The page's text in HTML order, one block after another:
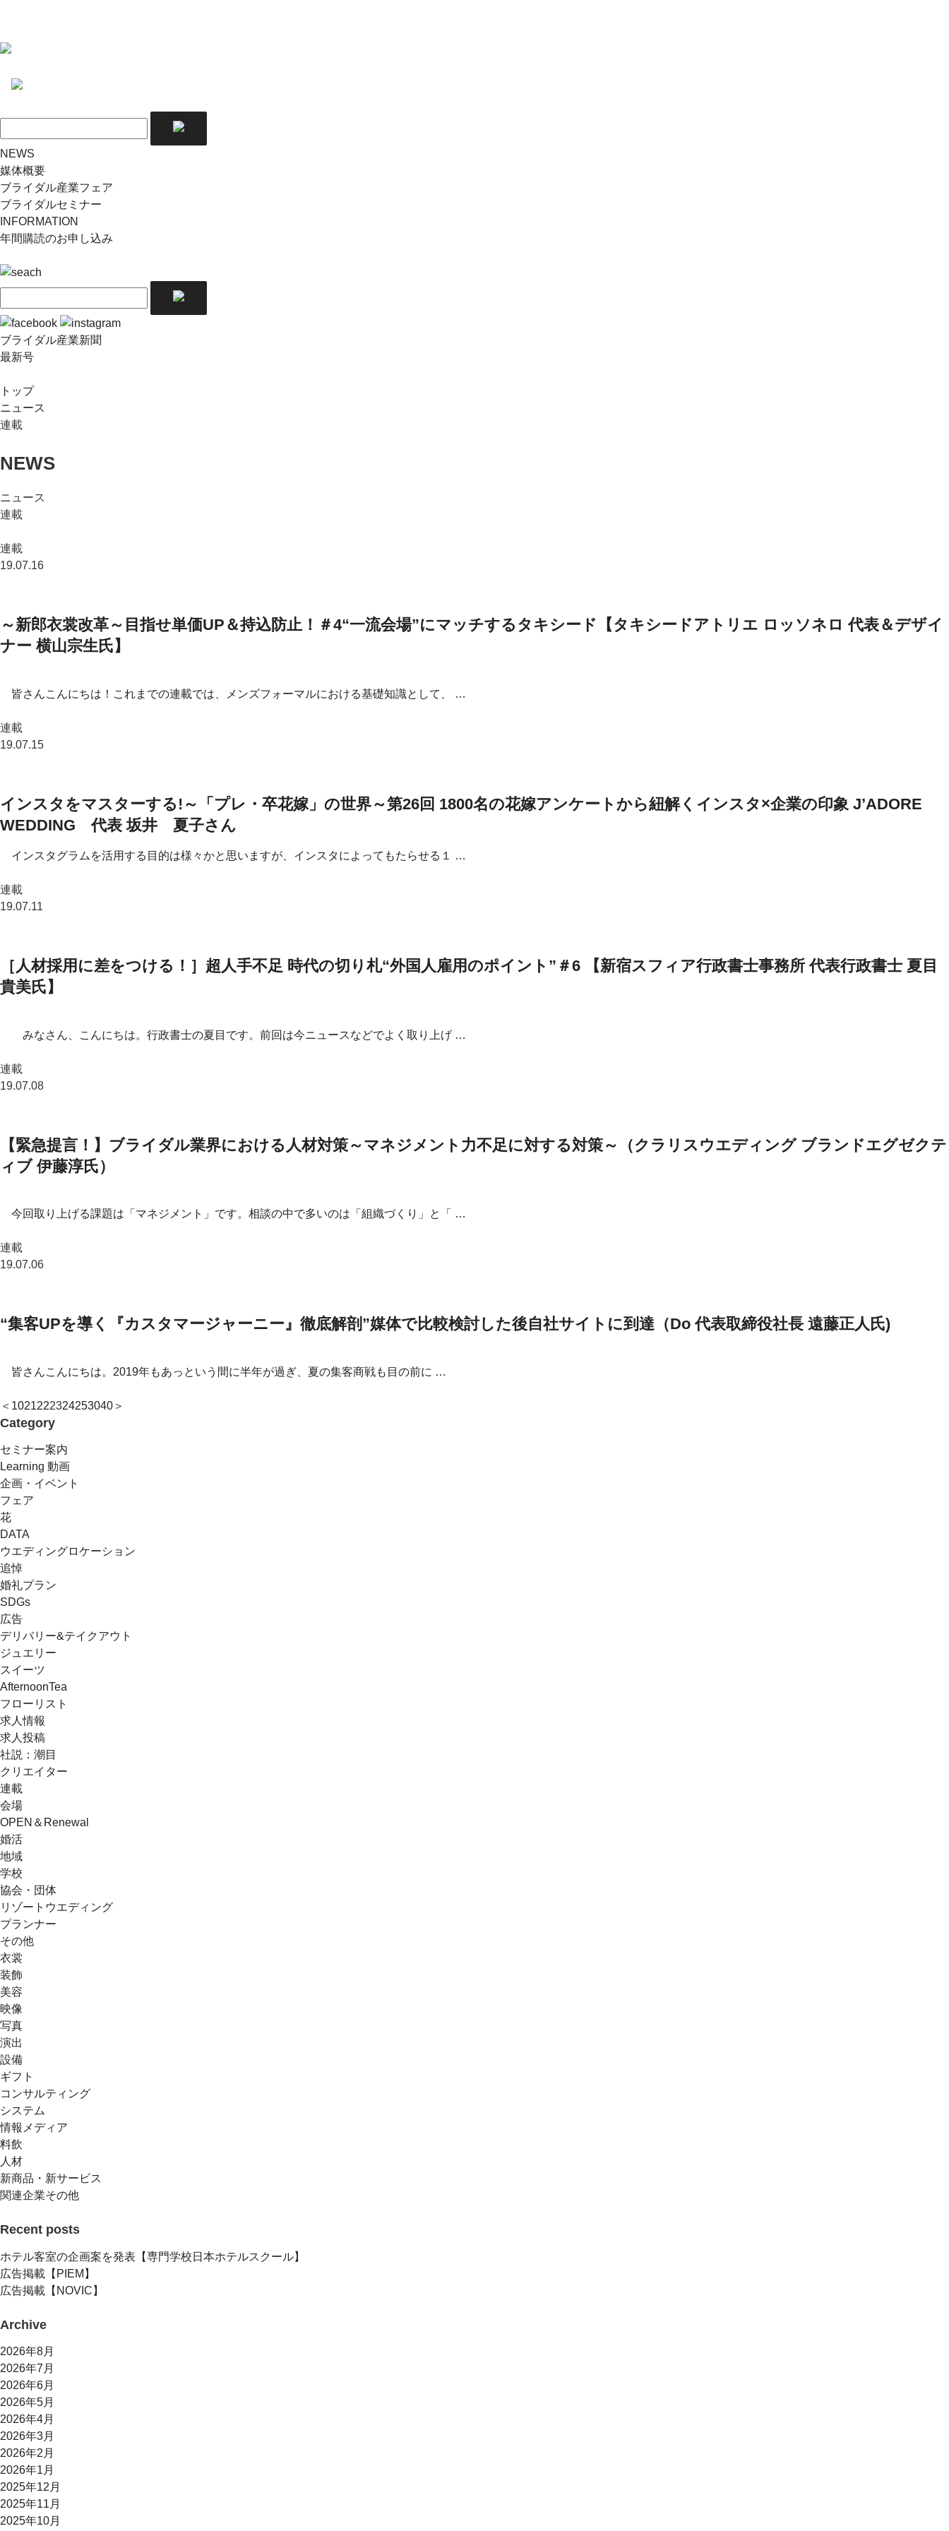
NEWS
媒体概要
ブライダル産業フェア
ブライダルセミナー
INFORMATION
年間購読のお申し込み
ブライダル産業新聞
最新号
トップ
ニュース
連載
NEWS
ニュース
連載
連載
19.07.16
～新郎衣裳改革～目指せ単価UP＆持込防止！＃4“一流会場”にマッチするタキシード【タキシードアトリエ ロッソネロ 代表＆デザイ
ナー 横山宗生氏】
皆さんこんにちは！これまでの連載では、メンズフォーマルにおける基礎知識として、 …
連載
19.07.15
インスタをマスターする!～「プレ・卒花嫁」の世界～第26回 1800名の花嫁アンケートから紐解くインスタ×企業の印象 J’ADORE
WEDDING 代表 坂井 夏子さん
インスタグラムを活用する目的は様々かと思いますが、インスタによってもたらせる１ …
連載
19.07.11
［人材採用に差をつける！］超人手不足 時代の切り札“外国人雇用のポイント”＃6 【新宿スフィア行政書士事務所 代表行政書士 夏目
貴美氏】
みなさん、こんにちは。行政書士の夏目です。前回は今ニュースなどでよく取り上げ …
連載
19.07.08
【緊急提言！】ブライダル業界における人材対策～マネジメント力不足に対する対策～（クラリスウエディング ブランドエグゼクテ
ィブ 伊藤淳氏）
今回取り上げる課題は「マネジメント」です。相談の中で多いのは「組織づくり」と「 …
連載
19.07.06
“集客UPを導く『カスタマージャーニー』徹底解剖”媒体で比較検討した後自社サイトに到達（Do 代表取締役社長 遠藤正人氏)
皆さんこんにちは。2019年もあっという間に半年が過ぎ、夏の集客商戦も目の前に …
＜ 1021222324253040 ＞
Category
セミナー案内
Learning 動画
企画・イベント
フェア
花
DATA
ウエディングロケーション
追悼
婚礼プラン
SDGs
広告
デリバリー&テイクアウト
ジュエリー
スイーツ
AfternoonTea
フローリスト
求人情報
求人投稿
社説：潮目
クリエイター
連載
会場
OPEN＆Renewal
婚活
地域
学校
協会・団体
リゾートウエディング
プランナー
その他
衣裳
装飾
美容
映像
写真
演出
設備
ギフト
コンサルティング
システム
情報メディア
料飲
人材
新商品・新サービス
関連企業その他
Recent posts
ホテル客室の企画案を発表【専門学校日本ホテルスクール】
広告掲載【PIEM】
広告掲載【NOVIC】
Archive
2026年8月
2026年7月
2026年6月
2026年5月
2026年4月
2026年3月
2026年2月
2026年1月
2025年12月
2025年11月
2025年10月